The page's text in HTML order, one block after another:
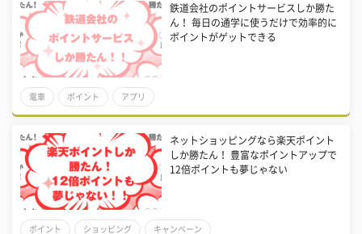
鉄道会社のポイントサービスしか勝た
ん！ 毎日の通学に使うだけで効率的に
ポイントがゲットできる
電車 ポイント アプリ
ネットショッピングなら楽天ポイント
しか勝たん！ 豊富なポイントアップで
12倍ポイントも夢じゃない
ポイント ショッピング キャンペーン